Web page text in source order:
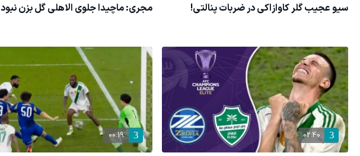
سیو عجیب گلر کاوازاکی در ضربات پنالتی! مجری: ماچیدا جلوی الاهلی گل بزن نبود
02:40
00:19